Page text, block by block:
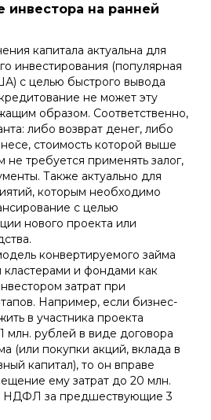
инвестора на ранней
капитала актуальна для
инвестирования (популярная
с целью быстрого вывода
не может эту
образом. Соответственно,
либо возврат денег, либо
стоимость которой выше
требуется применять залог,
Также актуально для
которым необходимо
с целью
нового проекта или
конвертируемого займа
и фондами как
затрат при
Например, если бизнес-
в участника проекта
млн. рублей в виде договора
(или покупки акций, вклада в
капитал), то он вправе
ему затрат до 20 млн.
НДФЛ за предшествующие 3
Божор и
по итогу мне
средств с
образом!
Божор
Удалось
и
на сделку
вопросов
очень
задач